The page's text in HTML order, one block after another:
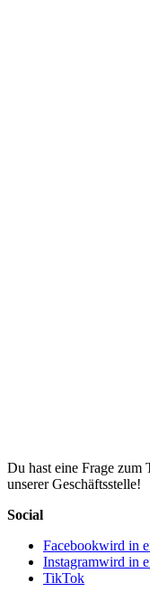
Du hast eine Frage zum
unserer Geschäftsstelle!
Social
Facebookwird in
Instagramwird in
TikTok